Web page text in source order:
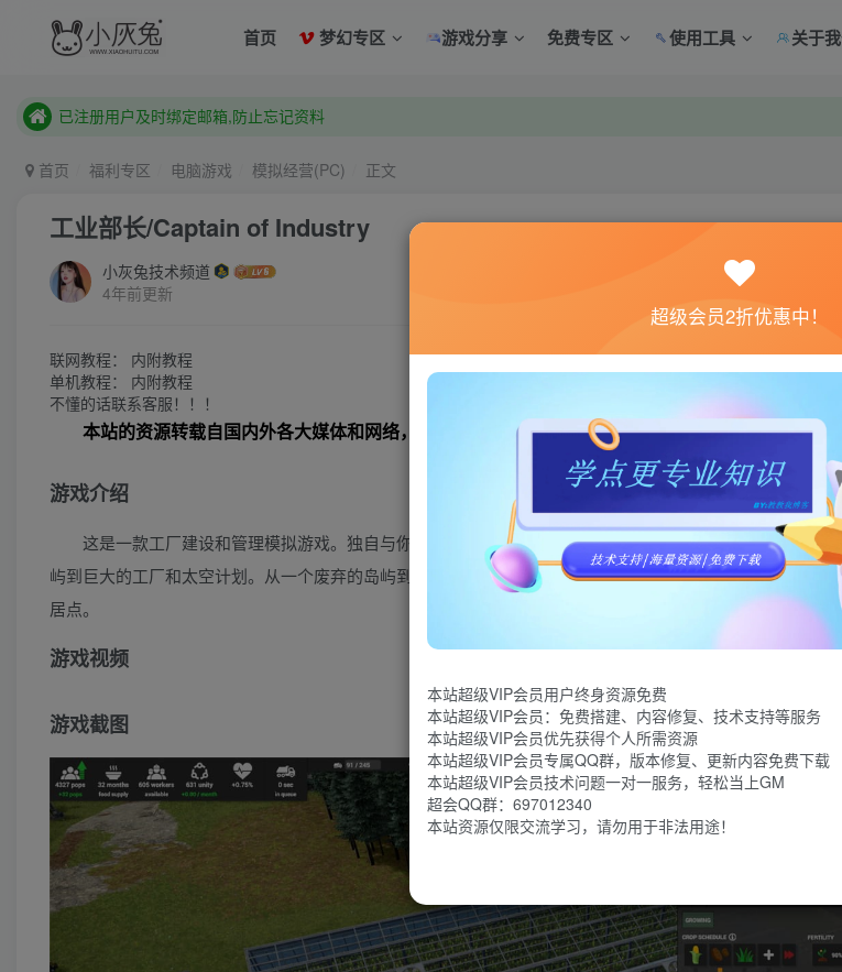
首页 梦幻专区 游戏分享 免费专区 使用工具 关于
本站已开启QQ微信快速登录 ,拥有本站会员用户及时请问个人中心绑定！
首页 福利专区 电脑游戏 模拟经营(PC) 正文
工业部长/Captain of Industry
小灰兔技术频道
4年前更新
联网教程： 内附教程
单机教程： 内附教程
不懂的话联系客服！！！
本站的资源转载自国内外各大媒体和网络，仅供试玩体验。如果您喜欢该游戏内容，请支持正版
游戏介绍
这是一款工厂建设和管理模拟游戏。独自与你忠诚的船员一起，将一个由幸存者组成的小殖民地扩展成
屿到巨大的工厂和太空计划。从一个废弃的岛屿到巨大的工厂、研究实验室和太空计划。建设、采矿、耕种、
居点。
游戏视频
游戏截图
超级会员2折优惠中！
本站超级VIP会员用户终身资源免费
本站超级VIP会员：免费搭建、内容修复、技术支持等服务
本站超级VIP会员优先获得个人所需资源
本站超级VIP会员专属QQ群，版本修复、更新内容免费下载
本站超级VIP会员技术问题一对一服务，轻松当上GM
超会QQ群：697012340
本站资源仅限交流学习，请勿用于非法用途！